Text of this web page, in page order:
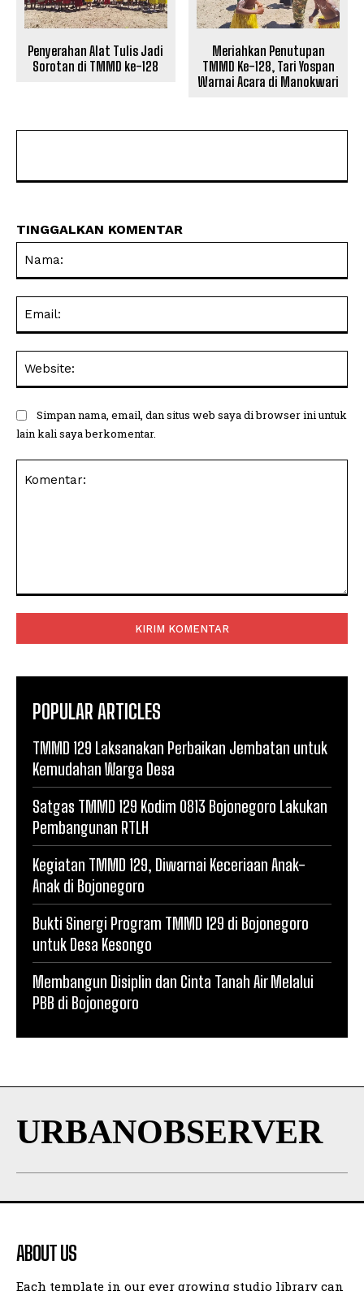
Penyerahan Alat Tulis Jadi
Sorotan di TMMD ke-128
Meriahkan Penutupan
TMMD Ke-128, Tari Yospan
Warnai Acara di Manokwari
TINGGALKAN KOMENTAR
Simpan nama, email, dan situs web saya di browser ini untuk
lain kali saya berkomentar.
POPULAR ARTICLES
TMMD 129 Laksanakan Perbaikan Jembatan untuk
Kemudahan Warga Desa
Satgas TMMD 129 Kodim 0813 Bojonegoro Lakukan
Pembangunan RTLH
Kegiatan TMMD 129, Diwarnai Keceriaan Anak-
Anak di Bojonegoro
Bukti Sinergi Program TMMD 129 di Bojonegoro
untuk Desa Kesongo
Membangun Disiplin dan Cinta Tanah Air Melalui
PBB di Bojonegoro
URBANOBSERVER
ABOUT US
Each template in our ever growing studio library can